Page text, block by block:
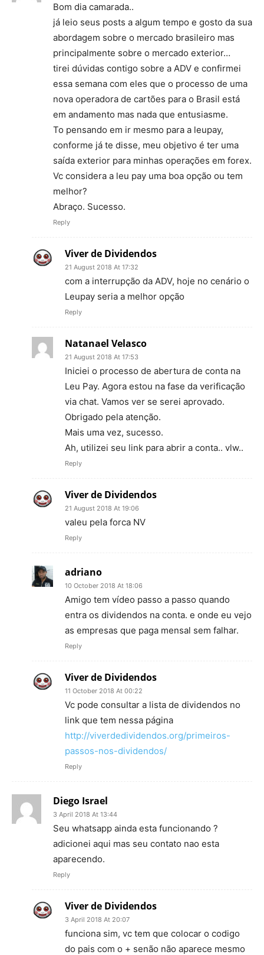
Bom dia camarada..
já leio seus posts a algum tempo e gosto da sua
abordagem sobre o mercado brasileiro mas
principalmente sobre o mercado exterior…
tirei dúvidas contigo sobre a ADV e confirmei
essa semana com eles que o processo de uma
nova operadora de cartões para o Brasil está
em andamento mas nada que entusiasme.
To pensando em ir mesmo para a leupay,
conforme já te disse, meu objetivo é ter uma
saída exterior para minhas operações em forex.
Vc considera a leu pay uma boa opção ou tem
melhor?
Abraço. Sucesso.
Reply
Viver de Dividendos
21 August 2018 At 17:32
com a interrupção da ADV, hoje no cenário o
Leupay seria a melhor opção
Reply
Natanael Velasco
21 August 2018 At 17:53
Iniciei o processo de abertura de conta na
Leu Pay. Agora estou na fase da verificação
via chat. Vamos ver se serei aprovado.
Obrigado pela atenção.
Mais uma vez, sucesso.
Ah, utilizei seu link para abrir a conta.. vlw..
Reply
Viver de Dividendos
21 August 2018 At 19:06
valeu pela forca NV
Reply
adriano
10 October 2018 At 18:06
Amigo tem vídeo passo a passo quando
entra os dividendos na conta. e onde eu vejo
as empresas que paga mensal sem falhar.
Reply
Viver de Dividendos
11 October 2018 At 00:22
Vc pode consultar a lista de dividendos no
link que tem nessa página
http://viverdedividendos.org/primeiros-
passos-nos-dividendos/
Reply
Diego Israel
3 April 2018 At 13:44
Seu whatsapp ainda esta funcionando ?
adicionei aqui mas seu contato nao esta
aparecendo.
Reply
Viver de Dividendos
3 April 2018 At 20:07
funciona sim, vc tem que colocar o codigo
do pais com o + senão não aparece mesmo